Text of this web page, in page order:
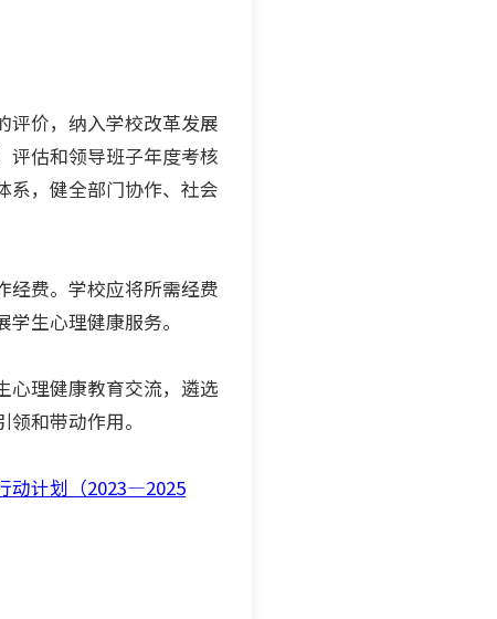
价，纳入学校改革发展
评估和领导班子年度考核
系，健全部门协作、社会
费。学校应将所需经费
生心理健康服务。
理健康教育交流，遴选
和带动作用。
动计划（2023—2025